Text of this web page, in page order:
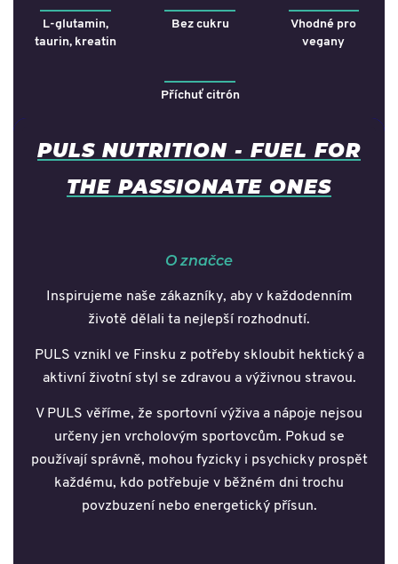
L-glutamin,
taurin, kreatin
Bez cukru
Vhodné pro
vegany
Příchuť citrón
PULS NUTRITION - FUEL FOR
THE PASSIONATE ONES
O značce
Inspirujeme naše zákazníky, aby v každodenním
životě dělali ta nejlepší rozhodnutí.
PULS vznikl ve Finsku z potřeby skloubit hektický a
aktivní životní styl se zdravou a výživnou stravou.
V PULS věříme, že sportovní výživa a nápoje nejsou
určeny jen vrcholovým sportovcům. Pokud se
používají správně, mohou fyzicky i psychicky prospět
každému, kdo potřebuje v běžném dni trochu
povzbuzení nebo energetický přísun.